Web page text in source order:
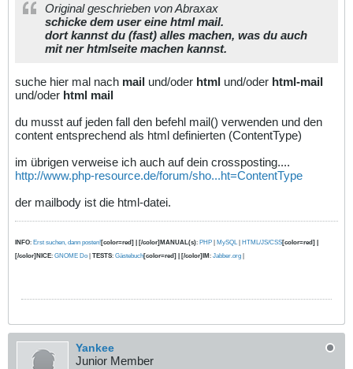
Original geschrieben von Abraxax
schicke dem user eine html mail.
dort kannst du (fast) alles machen, was du auch
mit ner htmlseite machen kannst.
suche hier mal nach mail und/oder html und/oder html-mail
und/oder html mail
du musst auf jeden fall den befehl mail() verwenden und den
content entsprechend als html definierten (ContentType)
im übrigen verweise ich auch auf dein crossposting....
http://www.php-resource.de/forum/sho...ht=ContentType
der mailbody ist die html-datei.
INFO: Erst suchen, dann posten![color=red] | [/color]MANUAL(s): PHP | MySQL | HTML/JS/CSS[color=red] |
[/color]NICE: GNOME Do | TESTS: Gästebuch[color=red] | [/color]IM: Jabber.org |
Yankee
Junior Member